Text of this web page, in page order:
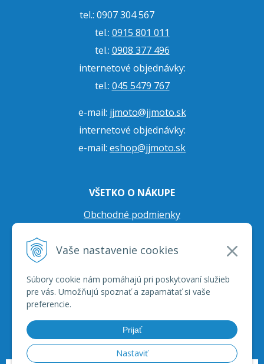
Vaše nastavenie cookies
Súbory cookie nám pomáhajú pri poskytovaní služieb
pre vás. Umožňujú spoznať a zapamätať si vaše
preferencie.
Prijať
Nastaviť
tel.: 0907 304 567
tel.: 0915 801 011
tel.: 0908 377 496
internetové objednávky:
tel.: 045 5479 767
e-mail: jjmoto@jjmoto.sk
internetové objednávky:
e-mail: eshop@jjmoto.sk
VŠETKO O NÁKUPE
Obchodné podmienky
Prepravné podmienky